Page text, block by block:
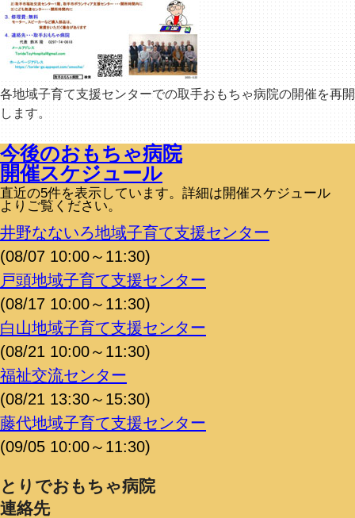
各地域子育て支援センターでの取手おもちゃ病院の開催を再開
します。
今後のおもちゃ病院
開催スケジュール
直近の5件を表示しています。詳細は開催スケジュール
よりご覧ください。
井野なないろ地域子育て支援センター
(08/07 10:00～11:30)
戸頭地域子育て支援センター
(08/17 10:00～11:30)
白山地域子育て支援センター
(08/21 10:00～11:30)
福祉交流センター
(08/21 13:30～15:30)
藤代地域子育て支援センター
(09/05 10:00～11:30)
とりでおもちゃ病院
連絡先